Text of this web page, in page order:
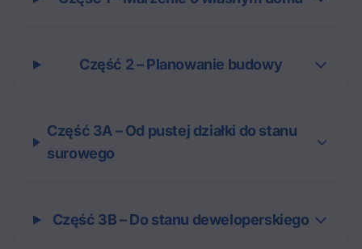
Część 2 – Planowanie budowy
Część 3A – Od pustej działki do stanu
surowego
Część 3B – Do stanu deweloperskiego